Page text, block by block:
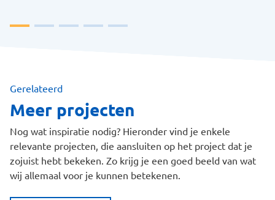
Gerelateerd
Meer projecten
Nog wat inspiratie nodig? Hieronder vind je enkele
relevante projecten, die aansluiten op het project dat je
zojuist hebt bekeken. Zo krijg je een goed beeld van wat
wij allemaal voor je kunnen betekenen.